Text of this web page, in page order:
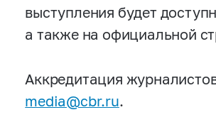
выступления будет
а также на официальной
Аккредитация
media@cbr.ru.